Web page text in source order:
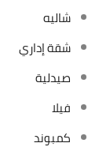
شاليه
شقة إداري
صيدلية
فيلا
كمبوند